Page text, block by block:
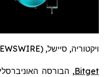
ויקטוריה, סיישל, Jan. 10, 2026 (GLOBE NEWSWIRE) --
Bitget, הבורסה